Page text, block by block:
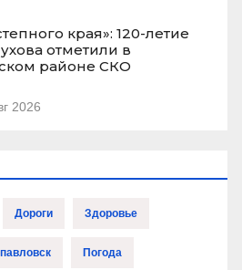
края»: 120-летие
отметили в
районе СКО
2026
Дороги Здоровье
Погода